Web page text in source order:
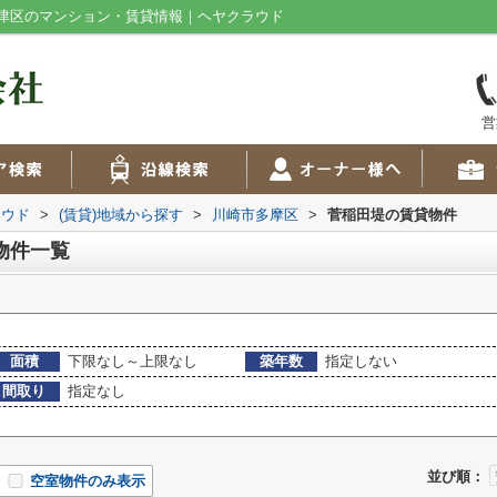
区のマンション・賃貸情報｜ヘヤクラウド
ド > (賃貸)地域から探す > 川崎市多摩区 > 菅稲田堤の賃貸物件
件一覧
面積 下限なし～上限なし 築年数
指定しない
間取り
指定なし
並び順：
空室物件のみ表示